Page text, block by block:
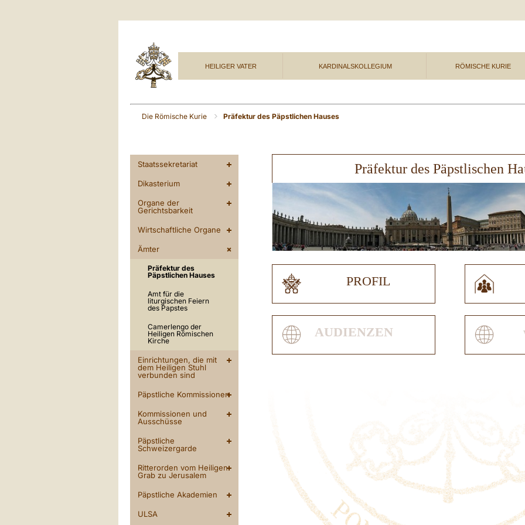
HEILIGER VATER KARDINALSKOLLEGIUM RÖMISCHE KURIE
Die Römische Kurie Präfektur des Päpstlichen Hauses
Präfektur des Päpstlischen
PROFIL
AUDIENZEN
Staatssekretariat
Dikasterium
Organe der
Gerichtsbarkeit
Wirtschaftliche Organe
Ämter
Präfektur des
Päpstlichen Hauses
Amt für die
liturgischen Feiern
des Papstes
Camerlengo der
Heiligen Römischen
Kirche
Einrichtungen, die mit
dem Heiligen Stuhl
verbunden sind
Päpstliche Kommissionen
Kommissionen und
Ausschüsse
Päpstliche
Schweizergarde
Ritterorden vom Heiligen
Grab zu Jerusalem
Päpstliche Akademien
ULSA